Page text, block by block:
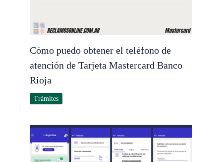
Cómo puedo obtener el teléfono de
atención de Tarjeta Mastercard Banco
Rioja
Trámites